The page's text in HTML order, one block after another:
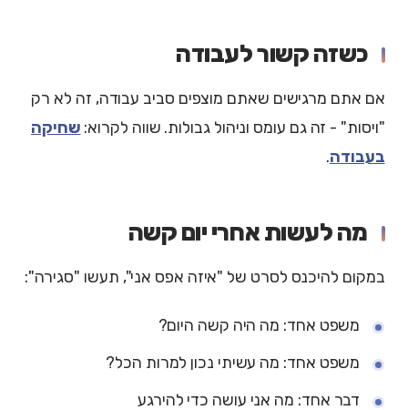
כשזה קשור לעבודה
אם אתם מרגישים שאתם מוצפים סביב עבודה, זה לא רק
"ויסות" - זה גם עומס וניהול גבולות. שווה לקרוא: שחיקה
בעבודה.
מה לעשות אחרי יום קשה
במקום להיכנס לסרט של "איזה אפס אני", תעשו "סגירה":
משפט אחד: מה היה קשה היום?
משפט אחד: מה עשיתי נכון למרות הכל?
דבר אחד: מה אני עושה כדי להירגע